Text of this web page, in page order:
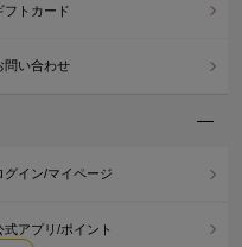
フトカード
問い合わせ
グイン/マイページ
式アプリ/ポイント